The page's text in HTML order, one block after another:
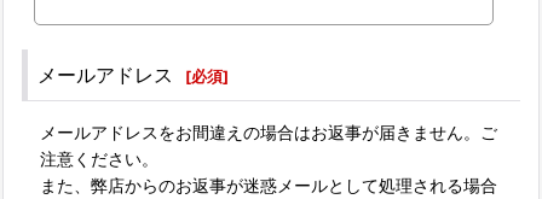
メールアドレス [必須]
メールアドレスをお間違えの場合はお返事が届きません。ご
注意ください。
また、弊店からのお返事が迷惑メールとして処理される場合